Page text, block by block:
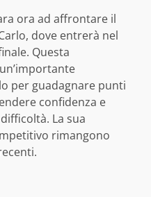
ora ad affrontare il
dove entrerà nel
Questa
per guadagnare punti
confidenza e
La sua
rimangono